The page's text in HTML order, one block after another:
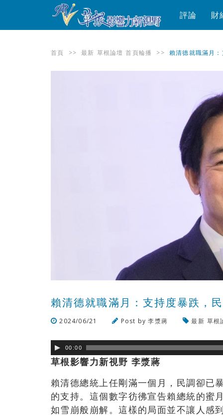
評論 財
首頁 >> 最新 草根論壇 首頁輪播 >> 賴清德就職滿月
賴清德就職滿月：支持度暴跌，
2024/06/21 Post by李漿蔣 最新 草根
00:00
草根影響力新視野 李漿蔣
賴清德總統上任剛滿一個月，民調卻已
的支持。這個數字彷彿宣告賴總統的蜜
如雪崩般崩解。這樣的局面並不讓人感